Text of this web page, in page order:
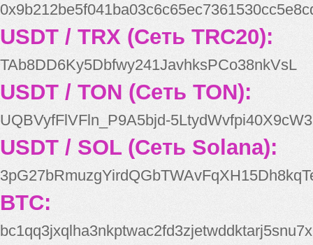
USDT / TRX (Сеть TRC20):
TAb8DD6Ky5Dbfwy241JavhksPCo38nkVsL
USDT / TON (Сеть TON):
UQBVyfFlVFln_P9A5bjd-
USDT / SOL (Сеть Solana):
BTC:
bc1qq3jxqlha3nkptwac2fd3zjetwddktarj5snu7x